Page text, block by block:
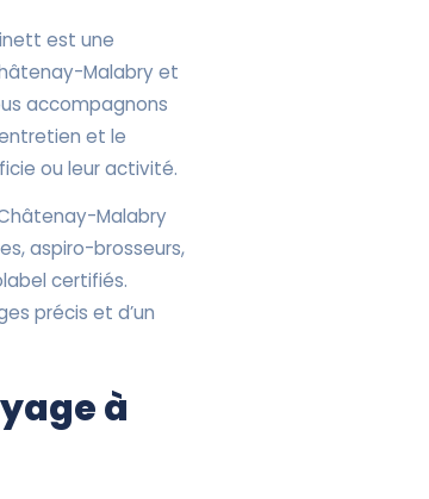
est une
Malabry et
accompagnons
et le
ou leur activité.
Malabry
aspiro-brosseurs,
certifiés.
précis et d’un
à